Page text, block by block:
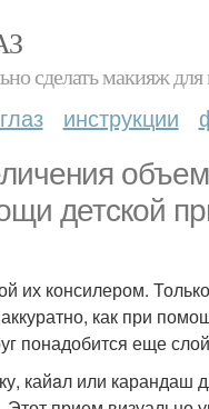
сделать макияж для
инструкции
детской
их консилером.
как при
понадобится еще
кайaл или карандаш